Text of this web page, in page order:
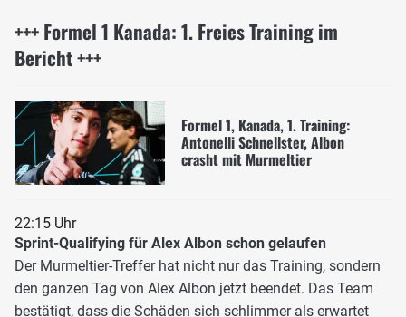
+++ Formel 1 Kanada: 1. Freies Training im
Bericht +++
Formel 1, Kanada, 1. Training:
Antonelli Schnellster, Albon
crasht mit Murmeltier
22:15 Uhr
Sprint-Qualifying für Alex Albon schon gelaufen
Der Murmeltier-Treffer hat nicht nur das Training, sondern
den ganzen Tag von Alex Albon jetzt beendet. Das Team
bestätigt, dass die Schäden sich schlimmer als erwartet